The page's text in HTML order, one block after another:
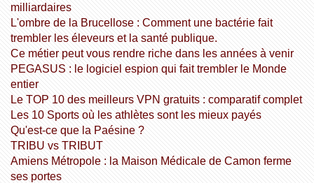
milliardaires
L'ombre de la Brucellose : Comment une bactérie fait
trembler les éleveurs et la santé publique.
Ce métier peut vous rendre riche dans les années à venir
PEGASUS : le logiciel espion qui fait trembler le Monde
entier
Le TOP 10 des meilleurs VPN gratuits : comparatif complet
Les 10 Sports où les athlètes sont les mieux payés
Qu'est-ce que la Paésine ?
TRIBU vs TRIBUT
Amiens Métropole : la Maison Médicale de Camon ferme
ses portes